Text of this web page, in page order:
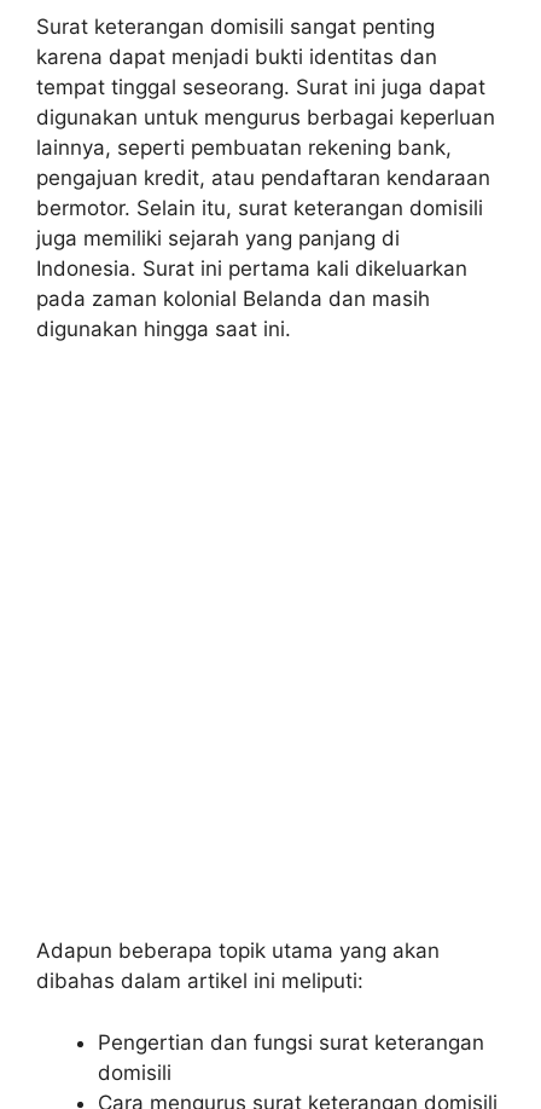
Surat keterangan domisili sangat penting
karena dapat menjadi bukti identitas dan
tempat tinggal seseorang. Surat ini juga dapat
digunakan untuk mengurus berbagai keperluan
lainnya, seperti pembuatan rekening bank,
pengajuan kredit, atau pendaftaran kendaraan
bermotor. Selain itu, surat keterangan domisili
juga memiliki sejarah yang panjang di
Indonesia. Surat ini pertama kali dikeluarkan
pada zaman kolonial Belanda dan masih
digunakan hingga saat ini.
Adapun beberapa topik utama yang akan
dibahas dalam artikel ini meliputi:
Pengertian dan fungsi surat keterangan
domisili
Cara mengurus surat keterangan domisili